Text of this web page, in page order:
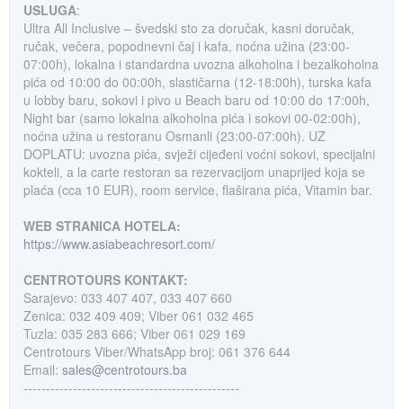
USLUGA:
Ultra All Inclusive – švedski sto za doručak, kasni doručak,
ručak, večera, popodnevni čaj i kafa, noćna užina (23:00-
07:00h), lokalna i standardna uvozna alkoholna i bezalkoholna
pića od 10:00 do 00:00h, slastičarna (12-18:00h), turska kafa
u lobby baru, sokovi i pivo u Beach baru od 10:00 do 17:00h,
Night bar (samo lokalna alkoholna pića i sokovi 00-02:00h),
noćna užina u restoranu Osmanli (23:00-07:00h). UZ
DOPLATU: uvozna pića, svježi cijeđeni voćni sokovi, specijalni
kokteli, a la carte restoran sa rezervacijom unaprijed koja se
plaća (cca 10 EUR), room service, flaširana pića, Vitamin bar.
WEB STRANICA HOTELA:
https://www.asiabeachresort.com/
CENTROTOURS KONTAKT:
Sarajevo: 033 407 407, 033 407 660
Zenica: 032 409 409; Viber 061 032 465
Tuzla: 035 283 666; Viber 061 029 169
Centrotours Viber/WhatsApp broj: 061 376 644
Email: sales@centrotours.ba
------------------------------------------------